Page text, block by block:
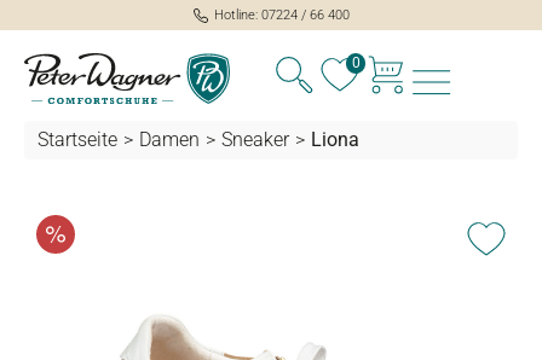
springen
Hotline: 07224 / 66 400
0
Startseite > Damen > Sneaker > Liona
Bildergalerie überspringen